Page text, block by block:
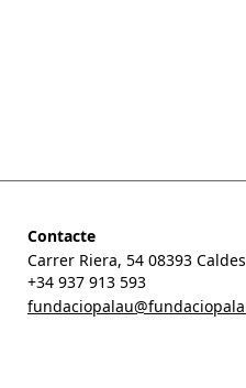
Contacte
Carrer Riera, 54 08393 Caldes
+34 937 913 593